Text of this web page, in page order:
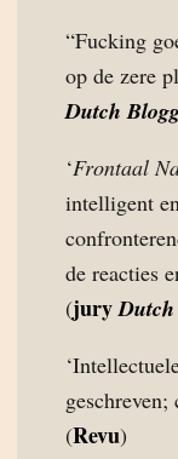
“Fucking
op de zere
Dutch
‘Frontaal
intelligent
de reacties
(jury
geschreven;
(Revu)